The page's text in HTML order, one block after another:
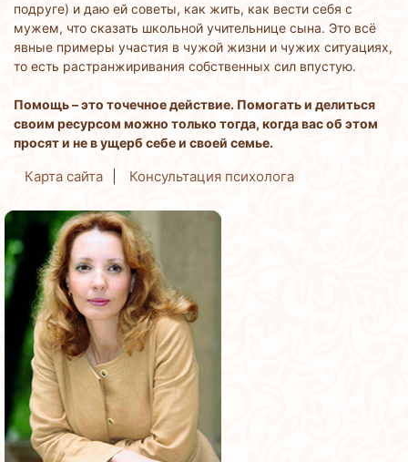
подруге) и даю ей советы, как жить, как вести себя с
мужем, что сказать школьной учительнице сына. Это всё
явные примеры участия в чужой жизни и чужих ситуациях,
то есть растранжиривания собственных сил впустую.
Помощь – это точечное действие. Помогать и делиться
своим ресурсом можно только тогда, когда вас об этом
просят и не в ущерб себе и своей семье.
Карта сайта Консультация психолога